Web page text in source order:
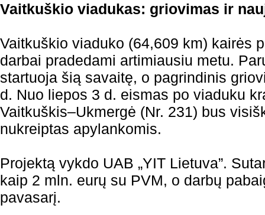
Vaitkuškio viadukas: griovimas ir
Vaitkuškio viaduko (64,609 km) kairės
darbai pradedami artimiausiu metu.
startuoja šią savaitę, o pagrindinis
d. Nuo liepos 3 d. eismas po viaduku
Vaitkuškis–Ukmergė (Nr. 231) bus
nukreiptas apylankomis.
Projektą vykdo UAB „YIT Lietuva”.
kaip 2 mln. eurų su PVM, o darbų
pavasarį.